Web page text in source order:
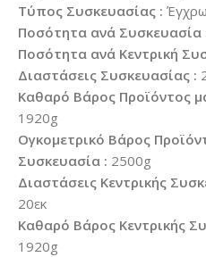
Τύπος Συσκευασίας :
Ποσότητα ανά Συσκευασία
Ποσότητα ανά Κεντρική
Διαστάσεις Συσκευασίας :
Καθαρό Βάρος Προϊόντος
1920g
Ογκομετρικό Βάρος
Συσκευασία : 2500g
Διαστάσεις Κεντρικής
20εκ
Καθαρό Βάρος Κεντρικής
1920g